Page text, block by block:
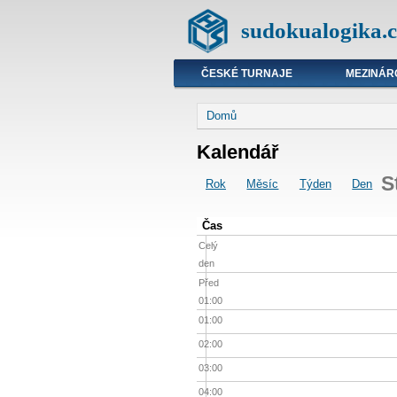
ČESKÉ TURNAJE
Domů
Kalendář
Rok Měsíc Týden Den
Čas
Celý
den
Před
01:00
01:00
02:00
03:00
04:00